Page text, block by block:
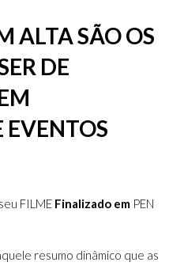
ALTA SÃO OS
DE
EVENTOS
FILME Finalizado em PEN
resumo dinâmico que as